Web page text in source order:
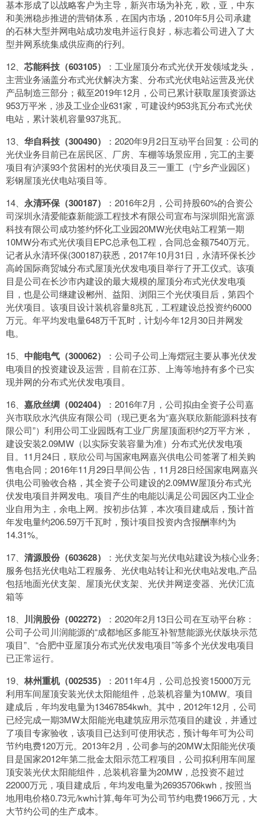
基本形成了以战略客户为主导，新兴市场为补充，欧，亚，中东
和美洲稳步推进的营销体系，在国内市场，2010年5月公司承建
的石林大型并网电站成功发电并运行良好，标志着公司进入了大
型并网系统集成供应商的行列。
12、 芯能科技（603105）
：工业屋顶分布式光伏开发领域龙头，
主营业务涵盖分布式光伏解决方案、分布式光伏电站运营及光伏
产品制造三部分；截至2019年12月，公司已累计获取屋顶资源达
953万平米，涉及工业企业631家，可建设约953兆瓦分布式光伏
电站，累计装机容量937兆瓦。
13、 华自科技（300490）
：2020年9月2日互动平台回复：公司的
光伏业务目前已在居民区、厂房、车棚等场景应用，完工的主要
项目有泸溪93个贫困村的光伏项目及三一重工（宁乡产业园区）
彩钢屋顶光伏电站项目等。
14、 永清环保（300187）
：2016年2月，公司持股60%的合资公
司深圳永清爱能森新能源工程技术有限公司宣布与深圳阳光富源
科技有限公司成功签约怀化工业园20MW光伏电站工程第一期
10MW分布式光伏项目EPC总承包工程，合同总金额7540万元。
记者从永清环保(300187)获悉，2017年10月31日，永清环保长沙
高岭国际商贸城分布式屋顶光伏发电项目举行了开工仪式。该项
目是公司在长沙市内建设的最大规模的屋顶分布式光伏发电项
目，也是公司继建设郴州、益阳、浏阳三个光伏项目后，第四个
光伏项目。该项目设计装机容量8兆瓦，工程建设总投资约6000
万元。年平均发电量648万千瓦时，计划今年12月30日并网发
电。
15、 中能电气（300062）
：公司子公司上海熠冠主要从事光伏发
电项目的投资建设及运营，目前在江苏、上海等地持有多个已实
现并网的分布式光伏发电项目。
16、 嘉欣丝绸（002404）
：2016年7月，公司拟由全资子公司嘉
兴市联欣水汽供应有限公司（现已更名为“嘉兴联欣新能源科技有
限公司”）利用公司工业园既有工业厂房屋顶面积约2万平方米，
建设安装2.09MW（以实际安装容量为准）分布式光伏发电项
目。11月24日，联欣公司与国家电网嘉兴供电公司签署了相关购
售电合同；2016年11月29日早间公告，11月28日经国家电网嘉兴
供电公司验收合格，其全资子公司建设的2.09MW屋顶分布式光
伏发电项目并网发电。项目产生的电能以满足公司园区内工业企
业自用为主，余电上网。按初步估算，本次项目建成后，预计首
年发电量约206.59万千瓦时，预计项目投资内含报酬率约为
14.31%。
17、 清源股份（603628）
：光伏支架与光伏电站建设为核心业务;
服务包括光伏电站工程服务、光伏电站转让和光伏电站发电,产品
包括地面光伏支架、屋顶光伏支架、光伏并网逆变器、光伏汇流
箱等
18、 川润股份（002272）
：2020年2月13日公司在互动平台称：
公司子公司川润能源的“成都地区多能互补智慧能源光伏版块示范
项目”、“合肥中亚屋顶分布式光伏发电项目”等多个光伏发电项目
已正常运行。
19、 林州重机（002535）
：2011年4月，公司总投资15000万元
利用车间屋顶安装光伏太阳能组件，总装机容量为10MW。项目
建成后，年均发电量为13467854kwh。其中，2012年12月，公司
已经完成一期3MW太阳能光电建筑应用示范项目的建设，并通过
了项目专家验收，该项目已达到可使用状态，预计每年可为公司
节约电费120万元。2013年2月，公司参与的20MW太阳能光伏项
目是国家2012年第二批金太阳示范工程项目，公司拟利用车间屋
顶安装光伏太阳能组件，总装机容量为20MW，总投资不超过
22000万元，项目建成后，年均发电量为26935706kwh，按照当
地用电价格0.73元/kwh计算,每年可为公司节约电费1966万元，大
大节约公司的生产成本。